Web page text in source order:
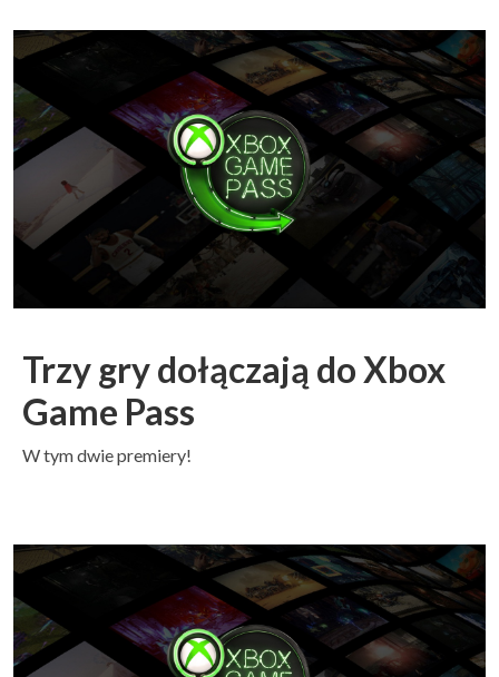
Trzy gry dołączają do Xbox
Game Pass
W tym dwie premiery!